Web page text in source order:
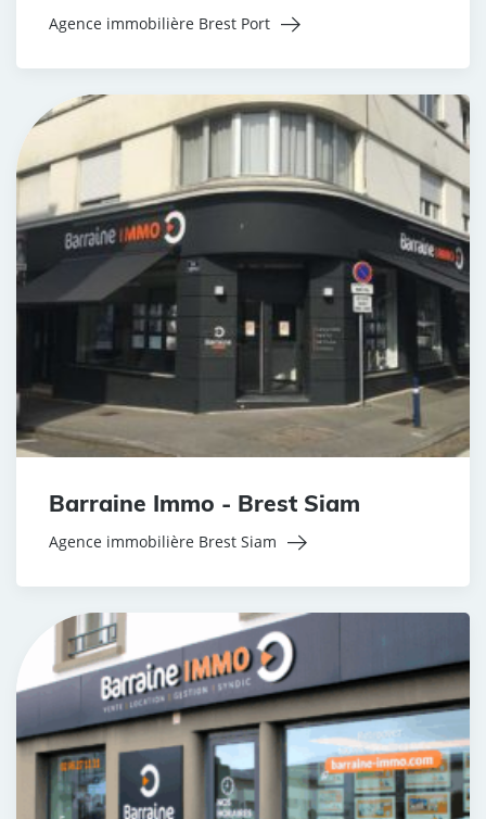
Agence immobilière Brest Port
Barraine Immo - Brest Siam
Agence immobilière Brest Siam